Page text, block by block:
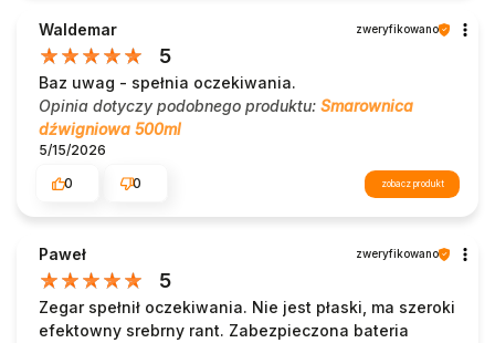
Waldemar zweryfikowano
5
Baz uwag - spełnia oczekiwania.
Opinia dotyczy podobnego produktu: Smarownica
dźwigniowa 500ml
5/15/2026
0
0 zobacz produkt
Paweł zweryfikowano
5
Zegar spełnił oczekiwania. Nie jest płaski, ma szeroki
efektowny srebrny rant. Zabezpieczona bateria